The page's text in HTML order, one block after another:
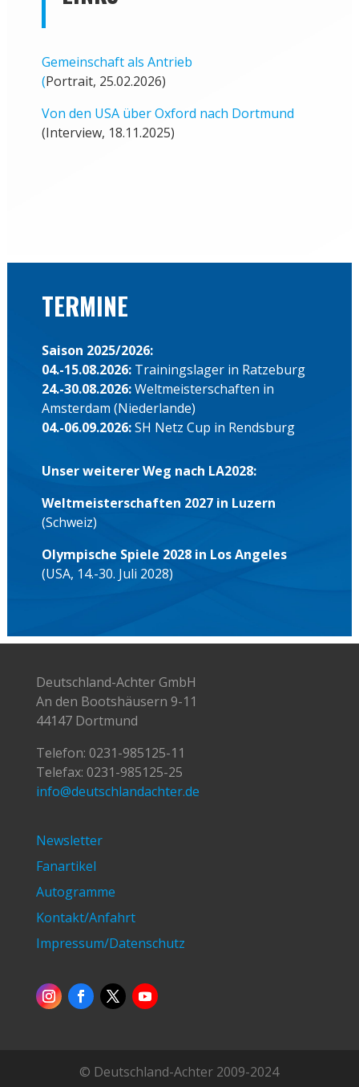
Gemeinschaft als Antrieb
(Portrait, 25.02.2026)
Von den USA über Oxford nach Dortmund
(Interview, 18.11.2025)
TERMINE
Saison 2025/2026:
04.-15.08.2026: Trainingslager in Ratzeburg
24.-30.08.2026:Weltmeisterschaften in
Amsterdam (Niederlande)
04.-06.09.2026:SH Netz Cup in Rendsburg
Unser weiterer Weg nach LA2028:
Weltmeisterschaften 2027 in Luzern
(Schweiz)
Olympische Spiele 2028 in Los Angeles
(USA, 14.-30. Juli 2028)
Deutschland-Achter GmbH
An den Bootshäusern 9-11
44147 Dortmund
Telefon: 0231-985125-11
Telefax: 0231-985125-25
info@deutschlandachter.de
Newsletter
Fanartikel
Autogramme
Kontakt/Anfahrt
Impressum/Datenschutz
© Deutschland-Achter 2009-2024